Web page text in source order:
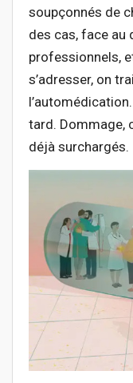
soupçonnés de
des cas, face au
professionnels,
s’adresser, on
tard. Dommage,
déjà surchargés.